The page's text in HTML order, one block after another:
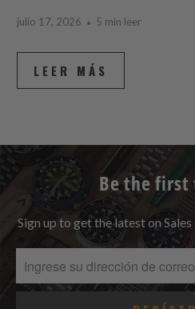
julio 17, 2026 5 min leer
LEER MÁS
Be the
Sign up to get the latest on